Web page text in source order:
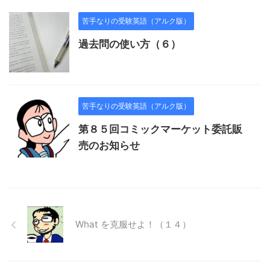
苦手なりの受験英語（アルク版）
過去問の使い方（６）
苦手なりの受験英語（アルク版）
第８５回コミックマーケット委託販
売のお知らせ
What を克服せよ！（１４）